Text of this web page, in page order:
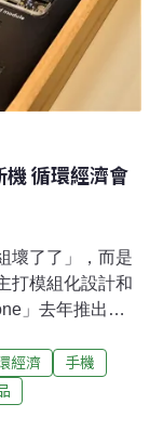
年共27家企業
循環經濟會
壞了了」，而是
打模組化設計和
」去年推出第
」，今年
展，期待進軍
經濟
手機